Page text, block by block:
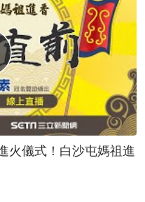
火儀式！白沙屯媽祖進